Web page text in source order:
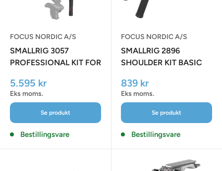
FOCUS NORDIC A/S
SMALLRIG 3057
PROFESSIONAL KIT FOR
Udsalgspris
5.595 kr
Eks moms.
Se produkt
Bestillingsvare
FOCUS NORDIC A/S
SMALLRIG 2896
SHOULDER KIT BASIC
Udsalgspris
839 kr
Eks moms.
Se produkt
Bestillingsvare